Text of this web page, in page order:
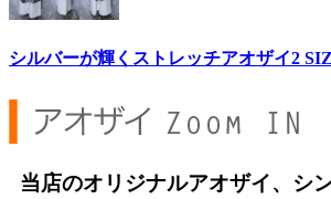
シルバーが輝くストレッチアオザイ2
当店のオリジナルアオザイ、シ